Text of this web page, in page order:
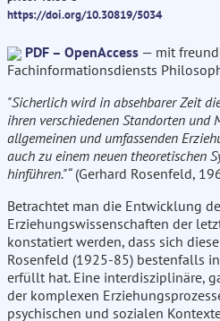
https://doi.org/10.30819/5034
PDF – OpenAccess — mit
Fachinformationsdiensts
"Sicherlich wird in absehbarer Zeit
ihren verschiedenen Standorten und
allgemeinen und umfassenden
auch zu einem neuen theoretischen
hinführen."“(Gerhard Rosenfeld,
Betrachtet man die Entwicklung
Erziehungswissenschaften der
konstatiert werden, dass sich
Rosenfeld (1925-85) bestenfalls
erfüllt hat. Eine interdisziplinäre,
der komplexen
psychischen und sozialen